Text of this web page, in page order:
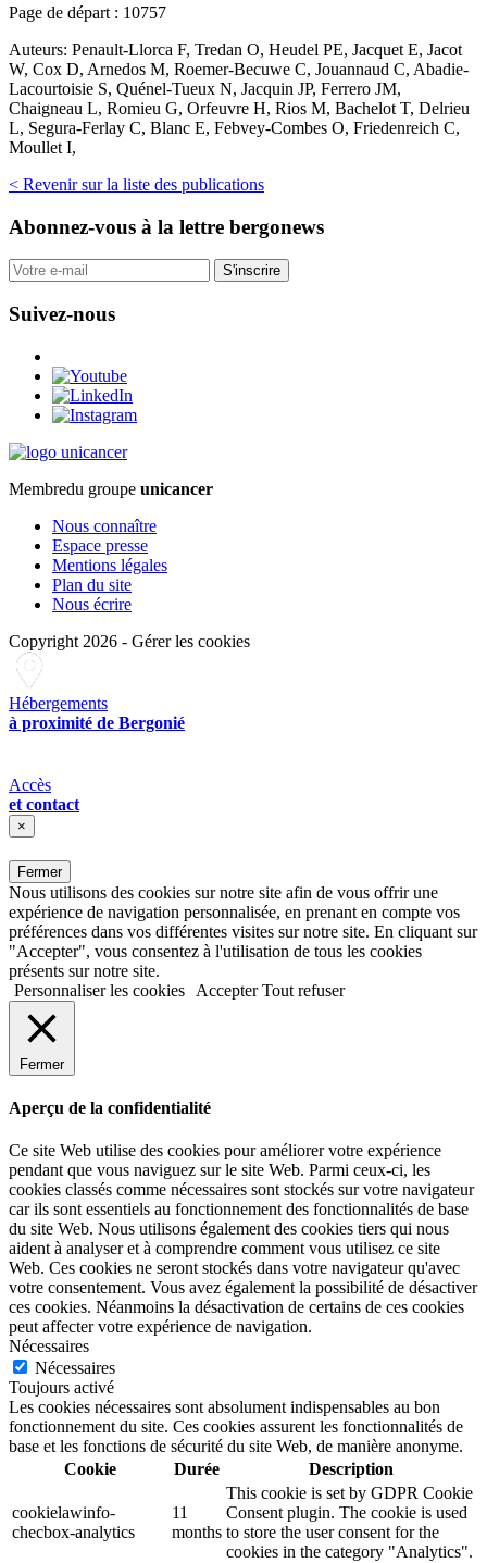
Page de départ : 10757
Auteurs: Penault-Llorca F, Tredan O, Heudel PE, Jacquet E, Jacot
W, Cox D, Arnedos M, Roemer-Becuwe C, Jouannaud C, Abadie-
Lacourtoisie S, Quénel-Tueux N, Jacquin JP, Ferrero JM,
Chaigneau L, Romieu G, Orfeuvre H, Rios M, Bachelot T, Delrieu
L, Segura-Ferlay C, Blanc E, Febvey-Combes O, Friedenreich C,
Moullet I,
< Revenir sur la liste des publications
Abonnez-vous à la lettre bergonews
S'inscrire
Suivez-nous
Membredu groupe unicancer
Nous connaître
Espace presse
Mentions légales
Plan du site
Nous écrire
Copyright 2026 - Gérer les cookies
Hébergements
à proximité de Bergonié
Accès
et contact
×
Fermer
Nous utilisons des cookies sur notre site afin de vous offrir une
expérience de navigation personnalisée, en prenant en compte vos
préférences dans vos différentes visites sur notre site. En cliquant sur
"Accepter", vous consentez à l'utilisation de tous les cookies
présents sur notre site.
Personnaliser les cookies
Accepter Tout refuser
Fermer
Aperçu de la confidentialité
Ce site Web utilise des cookies pour améliorer votre expérience
pendant que vous naviguez sur le site Web. Parmi ceux-ci, les
cookies classés comme nécessaires sont stockés sur votre navigateur
car ils sont essentiels au fonctionnement des fonctionnalités de base
du site Web. Nous utilisons également des cookies tiers qui nous
aident à analyser et à comprendre comment vous utilisez ce site
Web. Ces cookies ne seront stockés dans votre navigateur qu'avec
votre consentement. Vous avez également la possibilité de désactiver
ces cookies. Néanmoins la désactivation de certains de ces cookies
peut affecter votre expérience de navigation.
Nécessaires
Nécessaires
Toujours activé
Les cookies nécessaires sont absolument indispensables au bon
fonctionnement du site. Ces cookies assurent les fonctionnalités de
base et les fonctions de sécurité du site Web, de manière anonyme.
Cookie
Durée Description
cookielawinfo-
checbox-analytics
11
months
This cookie is set by GDPR Cookie
Consent plugin. The cookie is used
to store the user consent for the
cookies in the category "Analytics".